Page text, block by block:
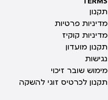
תקנון
מדיניות פרטיות
מדיניות קוקיז
תקנון מועדון
נגישות
מימוש שובר זיכוי
תקנון לכרטיס זוגי להשקה